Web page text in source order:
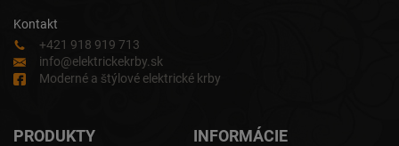
Kontakt
+421 918 919 713
info@elektrickekrby.sk
Moderné a štýlové elektrické krby
PRODUKTY INFORMÁCIE